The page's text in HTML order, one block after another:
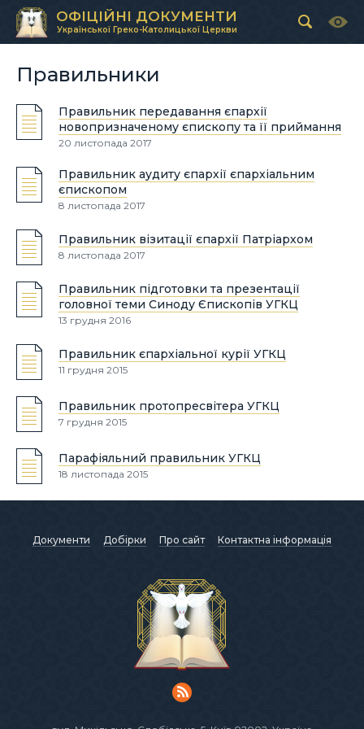
ОФІЦІЙНІ ДОКУМЕНТИ
Української Греко-Католицької Церкви
Правильники
Правильник передавання єпархії
новопризначеному єпископу та її приймання
20 листопада 2017
Правильник аудиту єпархії єпархіальним
єпископом
8 листопада 2017
Правильник візитації єпархії Патріархом
8 листопада 2017
Правильник підготовки та презентації
головної теми Синоду Єпископів УГКЦ
13 грудня 2016
Правильник єпархіальної курії УГКЦ
11 грудня 2015
Правильник протопресвітера УГКЦ
7 грудня 2015
Парафіяльний правильник УГКЦ
18 листопада 2015
Документи Добірки Про сайт Контактна інформація